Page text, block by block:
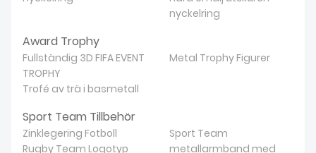
nyckelring
Award Trophy
Fullständig 3D FIFA EVENT
TROPHY
Metal Trophy Figurer
Trofé av trä i basmetall
Sport Team Tillbehör
Zinklegering Fotboll
Rugby Team Logotyp
Sport Team
metallarmband med